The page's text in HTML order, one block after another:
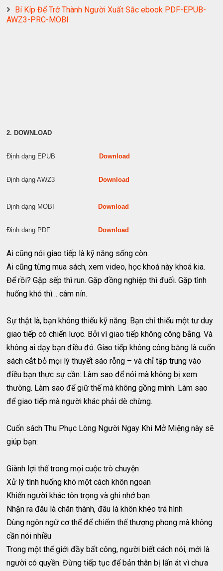
Bí Kíp Để Trở Thành Người Xuất Sắc ebook PDF-EPUB-
AWZ3-PRC-MOBI
2. DOWNLOAD
Định dạng EPUB Download
Định dạng AWZ3 Download
Định dạng MOBI Download
Định dạng PDF Download
Ai cũng nói giao tiếp là kỹ năng sống còn.
Ai cũng từng mua sách, xem video, học khoá này khoá kia.
Để rồi? Gặp sếp thì run. Gặp đồng nghiệp thì đuối. Gặp tình
huống khó thì… câm nín.
Sự thật là, bạn không thiếu kỹ năng. Bạn chỉ thiếu một tư duy
giao tiếp có chiến lược. Bởi vì giao tiếp không công bằng. Và
không ai dạy bạn điều đó. Giao tiếp không công bằng là cuốn
sách cắt bỏ mọi lý thuyết sáo rỗng – và chỉ tập trung vào
điều bạn thực sự cần: Làm sao để nói mà không bị xem
thường. Làm sao để giữ thế mà không gồng mình. Làm sao
để giao tiếp mà người khác phải dè chừng.
Cuốn sách Thu Phục Lòng Người Ngay Khi Mở Miệng này sẽ
giúp bạn:
Giành lợi thế trong mọi cuộc trò chuyện
Xử lý tình huống khó một cách khôn ngoan
Khiến người khác tôn trọng và ghi nhớ bạn
Nhận ra đâu là chân thành, đâu là khôn khéo trá hình
Dùng ngôn ngữ cơ thể để chiếm thế thượng phong mà không
cần nói nhiều
Trong một thế giới đầy bất công, người biết cách nói, mới là
người có quyền. Đừng tiếp tục để bản thân bị lấn át vì chưa